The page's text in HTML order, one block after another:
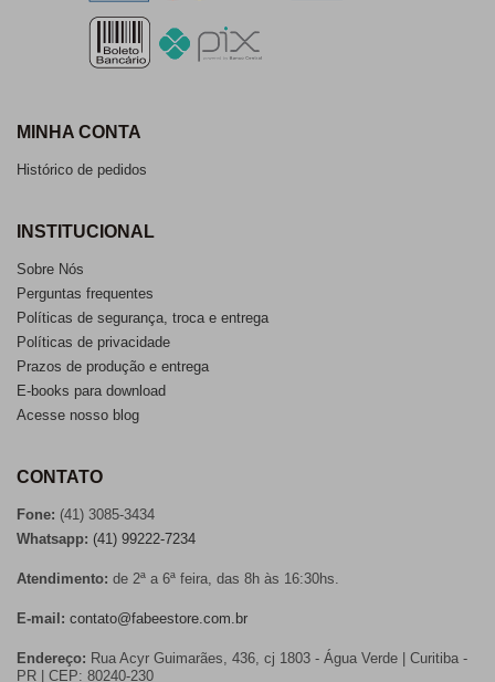
MINHA CONTA
Histórico de pedidos
INSTITUCIONAL
Sobre Nós
Perguntas frequentes
Políticas de segurança, troca e entrega
Políticas de privacidade
Prazos de produção e entrega
E-books para download
Acesse nosso blog
CONTATO
Fone: (41) 3085-3434
Whatsapp: (41) 99222-7234
Atendimento: de 2ª a 6ª feira, das 8h às 16:30hs.
E-mail: contato@fabeestore.com.br
Endereço: Rua Acyr Guimarães, 436, cj 1803 - Água Verde | Curitiba -
PR | CEP: 80240-230